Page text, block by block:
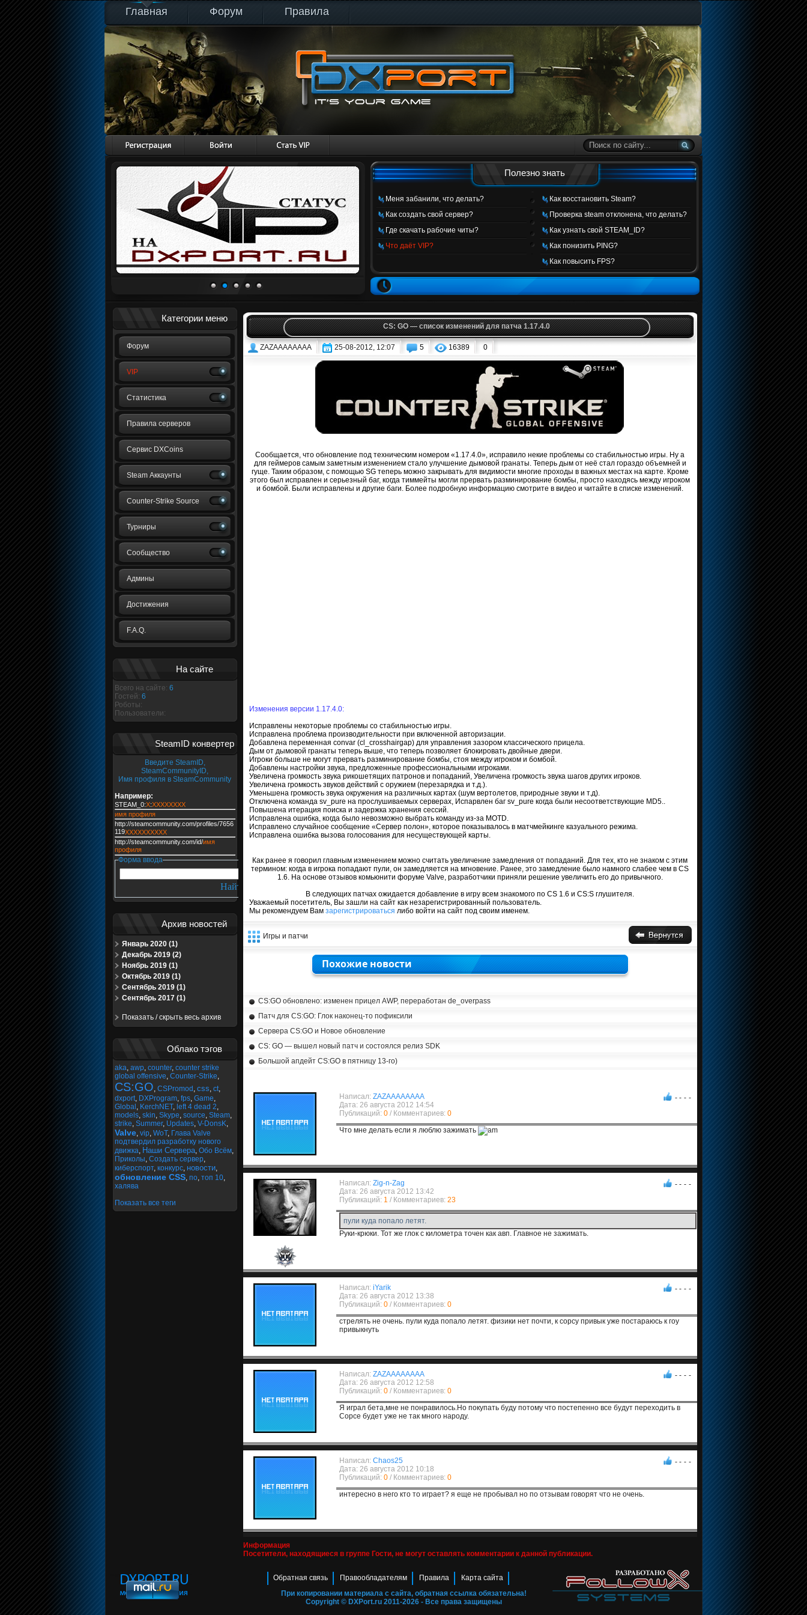
Главная Форум Правила
Полезно знать
Меня забанили, что делать?
Как создать свой сервер?
Где скачать рабочие читы?
Что даёт VIP?
Как восстановить Steam?
Проверка steam отклонена, что делать?
Как узнать свой STEAM_ID?
Как понизить PING?
Как повысить FPS?
Категории меню
Форум
VIP
Статистика
Правила серверов
Сервис DXCoins
Steam Аккаунты
Counter-Strike Source
Турниры
Сообщество
Админы
Достижения
F.A.Q.
На сайте
Всего на сайте: 6
Гостей: 6
Роботы:
Пользователи:
SteamID конвертер
Введите SteamID,
SteamCommunityID,
Имя профиля в SteamCommunity
Например:
STEAM_0:X:XXXXXXXX
имя профиля
http://steamcommunity.com/profiles/7656
119XXXXXXXXXX
http://steamcommunity.com/id/имя
профиля
Форма ввода
Архив новостей
Январь 2020 (1)
Декабрь 2019 (2)
Ноябрь 2019 (1)
Октябрь 2019 (1)
Сентябрь 2019 (1)
Сентябрь 2017 (1)
Показать / скрыть весь архив
Облако тэгов
aka, awp, counter, counter strike
global offensive, Counter-Strike,
CS:GO, CSPromod , css, ct,
dxport, DXProgram, fps, Game,
Global , KerchNET, left 4 dead 2,
models, skin, Skype, source, Steam,
strike, Summer, Updates, V-DonsK,
Valve, vip, WoT, Глава Valve
подтвердил разработку нового
движка, Наши Сервера, Обо Всём,
Приколы, Создать сервер,
киберспорт, конкурс, новости,
обновление CSS, по, топ 10,
халява
Показать все теги
CS: GO — список изменений для патча 1.17.4.0
ZAZAAAAAAAA 25-08-2012, 12:07 5 16389 0
Сообщается, что обновление под техническим номером «1.17.4.0», исправило некие проблемы со стабильностью игры. Ну а
для геймеров самым заметным изменением стало улучшение дымовой гранаты. Теперь дым от неё стал гораздо объемней и
гуще. Таким образом, с помощью SG теперь можно закрывать для видимости многие проходы в важных местах на карте. Кроме
этого был исправлен и серьезный баг, когда тиммейты могли прервать разминирование бомбы, просто находясь между игроком
и бомбой. Были исправлены и другие баги. Более подробную информацию смотрите в видео и читайте в списке изменений.
Изменения версии 1.17.4.0:
Исправлены некоторые проблемы со стабильностью игры.
Исправлена проблема производительности при включенной авторизации.
Добавлена переменная convar (cl_crosshairgap) для управления зазором классического прицела.
Дым от дымовой гранаты теперь выше, что теперь позволяет блокировать двойные двери.
Игроки больше не могут прервать разминирование бомбы, стоя между игроком и бомбой.
Добавлены настройки звука, предложенные профессиональными игроками.
Увеличена громкость звука рикошетящих патронов и попаданий, Увеличена громкость звука шагов других игроков.
Увеличена громкость звуков действий с оружием (перезарядка и т.д.).
Уменьшена громкость звука окружения на различных картах (шум вертолетов, природные звуки и т.д).
Отключена команда sv_pure на прослушиваемых серверах, Испарвлен баг sv_pure когда были несоответствующие MD5..
Повышена итерация поиска и задержка хранения сессий.
Исправлена ошибка, когда было невозможно выбрать команду из-за MOTD.
Исправлено случайное сообщение «Сервер полон», которое показывалось в матчмейкинге казуального режима.
Исправлена ошибка вызова голосования для несуществующей карты.
Как ранее я говорил главным изменением можно считать увеличение замедления от попаданий. Для тех, кто не знаком с этим
термином: когда в игрока попадают пули, он замедляется на мгновение. Ранее, это замедление было намного слабее чем в CS
1.6. На основе отзывов комьюнити форуме Valve, разработчики приняли решение увеличить его до привычного.
В следующих патчах ожидается добавление в игру всем знакомого по CS 1.6 и CS:S глушителя.
Уважаемый посетитель, Вы зашли на сайт как незарегистрированный пользователь.
Мы рекомендуем Вам зарегистрироваться либо войти на сайт под своим именем.
Игры и патчи
Похожие новости
CS:GO обновлено: изменен прицел AWP, переработан de_overpass
Патч для CS:GO: Глок наконец-то пофиксили
Сервера CS:GO и Новое обновление
CS: GO — вышел новый патч и состоялся релиз SDK
Большой апдейт CS:GO в пятницу 13-го)
Написал: ZAZAAAAAAAA
Дата: 26 августа 2012 14:54
Публикаций: 0/ Комментариев: 0
- - - -
Что мне делать если я люблю зажимать
Написал: Zig-n-Zag
Дата: 26 августа 2012 13:42
Публикаций: 1 / Комментариев: 23
- - - -
пули куда попало летят.
Руки-крюки. Тот же глок с километра точен как авп. Главное не зажимать.
Написал: iYarik
Дата: 26 августа 2012 13:38
Публикаций: 0/ Комментариев: 0
- - - -
стрелять не очень. пули куда попало летят. физики нет почти, к сорсу привык уже постараюсь к гоу
привыкнуть
Написал: ZAZAAAAAAAA
Дата: 26 августа 2012 12:58
Публикаций: 0/ Комментариев: 0
- - - -
Я играл бета,мне не понравилось.Но покупать буду потому что постепенно все будут переходить в
Сорсе будет уже не так много народу.
Написал: Chaos25
Дата: 26 августа 2012 10:18
Публикаций: 0/ Комментариев: 0
- - - -
интересно в него кто то играет? я еще не пробывал но по отзывам говорят что не очень.
Информация
Посетители, находящиеся в группе Гости, не могут оставлять комментарии к данной публикации.
Обратная связь Правообладателям Правила
Карта сайта
При копировании материала с сайта, обратная ссылка обязательна!
Copyright © DXPort.ru 2011-2026 - Все права защищены